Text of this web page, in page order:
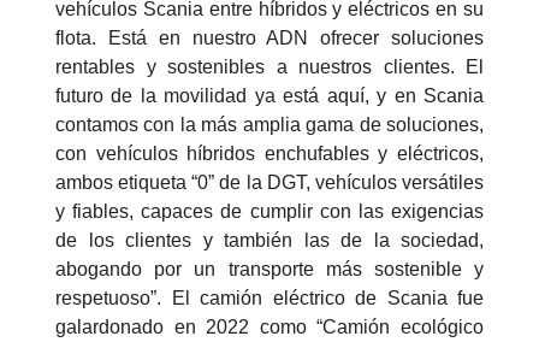
vehículos Scania entre híbridos y eléctricos en su
flota. Está en nuestro ADN ofrecer soluciones
rentables y sostenibles a nuestros clientes. El
futuro de la movilidad ya está aquí, y en Scania
contamos con la más amplia gama de soluciones,
con vehículos híbridos enchufables y eléctricos,
ambos etiqueta “0” de la DGT, vehículos versátiles
y fiables, capaces de cumplir con las exigencias
de los clientes y también las de la sociedad,
abogando por un transporte más sostenible y
respetuoso”. El camión eléctrico de Scania fue
galardonado en 2022 como “Camión ecológico